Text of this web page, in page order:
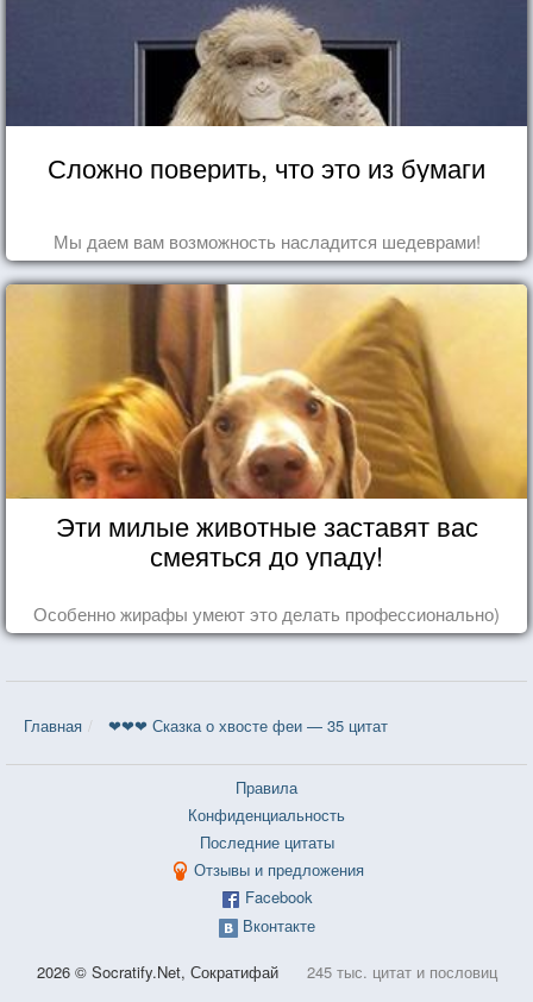
Сложно поверить, что это из бумаги
Мы даем вам возможность насладится шедеврами!
Эти милые животные заставят вас
смеяться до упаду!
Особенно жирафы умеют это делать профессионально)
Главная ❤❤❤ Сказка о хвосте феи — 35 цитат
Правила
Конфиденциальность
Последние цитаты
Отзывы и предложения
Facebook
Вконтакте
2026 © Socratify.Net, Сократифай 245 тыс. цитат и пословиц